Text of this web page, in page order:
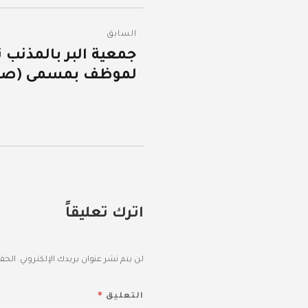
المقالات
السابق
المقالة
السابقة:
جمعية البر
لموظف بمسمى
اترك تعليقاً
لن يتم نشر عنوان بريدك الإلكتروني.
التعليق *